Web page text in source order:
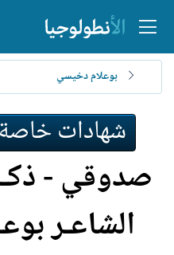
بوعلام دخيسي
شهادات
صدوقي -
الشاعـر